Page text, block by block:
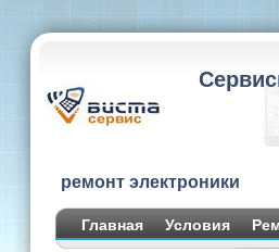
ремонт электроники
Главная Условия